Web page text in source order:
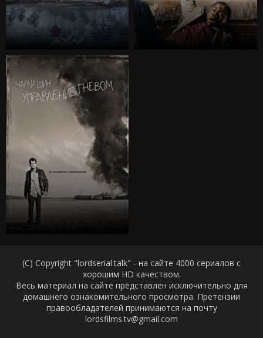
(C) Copyright "lordserial.talk" - на сайте 4000 сериалов с
хорошим HD качеством.
Весь материал на сайте представлен исключительно для
домашнего ознакомительного просмотра. Претензии
правообладателей принимаются на почту
lordsfilms.tv@gmail.com